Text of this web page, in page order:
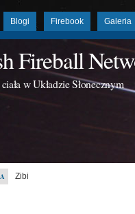
Blogi Firebook Galeria
Fireball
w Układzie Słonecznym
Zibi